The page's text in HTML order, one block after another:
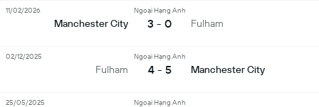
Manchester City
Ngoại Hạng Anh
3 - 0 Fulham
11/02/2026
Fulham
Ngoại Hạng Anh
4 - 5 Manchester City
02/12/2025
Ngoại Hạng Anh
25/05/2025